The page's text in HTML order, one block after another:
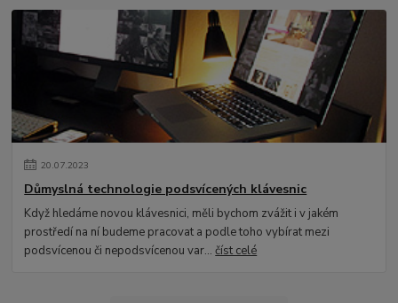
20.07.2023
Důmyslná technologie podsvícených klávesnic
Když hledáme novou klávesnici, měli bychom zvážit i v jakém
prostředí na ní budeme pracovat a podle toho vybírat mezi
podsvícenou či nepodsvícenou var...číst celé